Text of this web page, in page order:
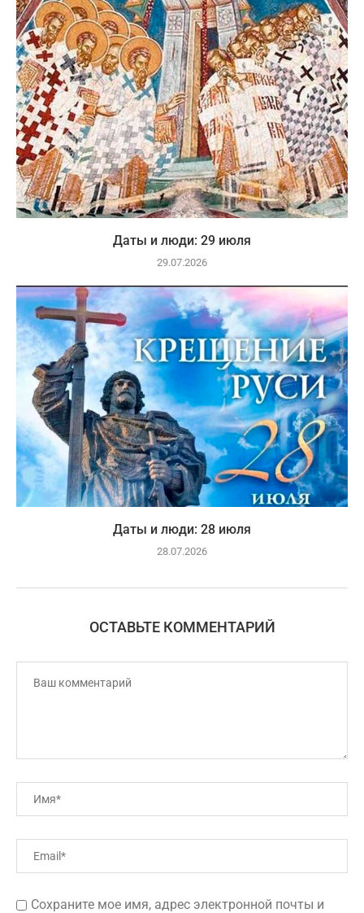
Даты и люди: 29 июля
29.07.2026
Даты и люди: 28 июля
28.07.2026
ОСТАВЬТЕ КОММЕНТАРИЙ
Сохраните мое имя, адрес электронной почты и